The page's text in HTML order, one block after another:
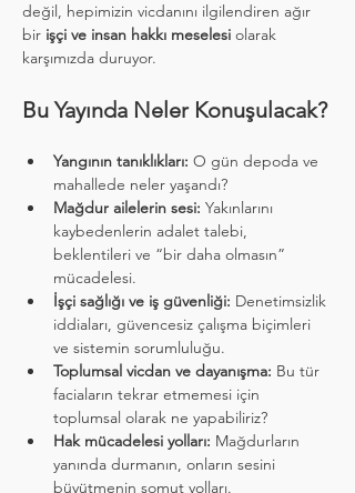
değil, hepimizin vicdanını ilgilendiren ağır
bir işçi ve insan hakkı meselesi olarak
karşımızda duruyor.
Bu Yayında Neler Konuşulacak?
Yangının tanıklıkları: O gün depoda ve
mahallede neler yaşandı?
Mağdur ailelerin sesi: Yakınlarını
kaybedenlerin adalet talebi,
beklentileri ve “bir daha olmasın”
mücadelesi.
İşçi sağlığı ve iş güvenliği: Denetimsizlik
iddiaları, güvencesiz çalışma biçimleri
ve sistemin sorumluluğu.
Toplumsal vicdan ve dayanışma: Bu tür
faciaların tekrar etmemesi için
toplumsal olarak ne yapabiliriz?
Hak mücadelesi yolları: Mağdurların
yanında durmanın, onların sesini
büyütmenin somut yolları.